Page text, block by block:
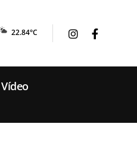
22.84°C
Vídeo